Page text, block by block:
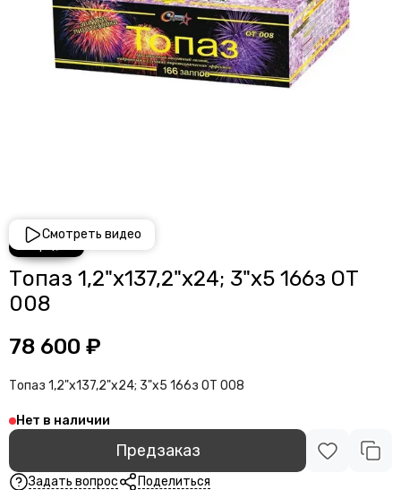
Смотреть видео
Топаз 1,2"х137,2"х24; 3"х5 166з ОТ
008
78 600 ₽
Топаз 1,2"х137,2"х24; 3"х5 166з ОТ 008
Нет в наличии
Предзаказ
Задать вопрос Поделиться